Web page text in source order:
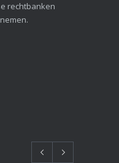
rechtbanken